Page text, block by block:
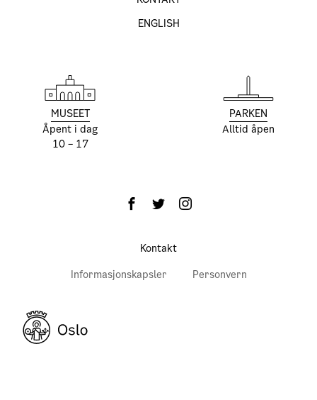
ENGLISH
MUSEET
Åpent i dag
10 – 17
PARKEN
Alltid åpen
Kontakt
Informasjonskapsler
Personvern